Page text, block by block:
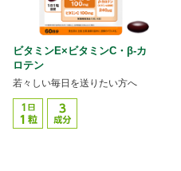
ビタミンE×ビタミンC・β-カ
ロテン
若々しい毎日を送りたい方へ